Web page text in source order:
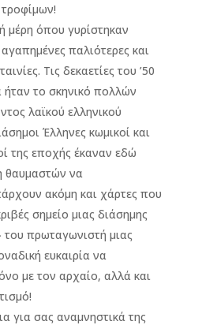
μέρη όπου γυρίστηκαν
παλιότερες και
Τις δεκαετίες του ’50
ήταν το σκηνικό πολλών
λαϊκού ελληνικού
Έλληνες κωμικοί και
της εποχής έκαναν εδώ
θαυμαστών να
ακόμη και χάρτες που
σημείο μιας διάσημης
του πρωταγωνιστή μιας
ευκαιρία να
με τον αρχαίο, αλλά και
για σας αναμνηστικά της